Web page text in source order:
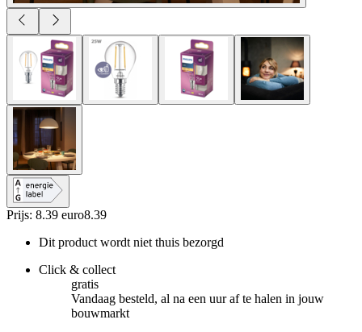
Prijs: 8.39 euro8.39
Dit product wordt niet thuis bezorgd
Click & collect
gratis
Vandaag besteld, al na een uur af te halen in jouw
bouwmarkt